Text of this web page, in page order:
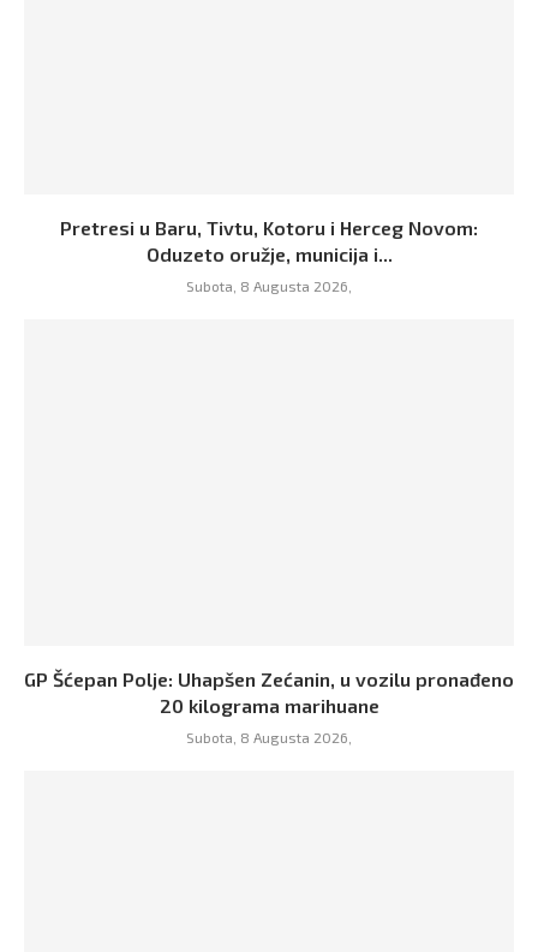
Pretresi u Baru, Tivtu, Kotoru i Herceg Novom:
Oduzeto oružje, municija i...
Subota, 8 Augusta 2026,
GP Šćepan Polje: Uhapšen Zećanin, u vozilu pronađeno
20 kilograma marihuane
Subota, 8 Augusta 2026,